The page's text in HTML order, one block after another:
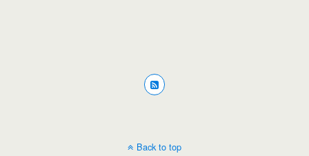
Back to top